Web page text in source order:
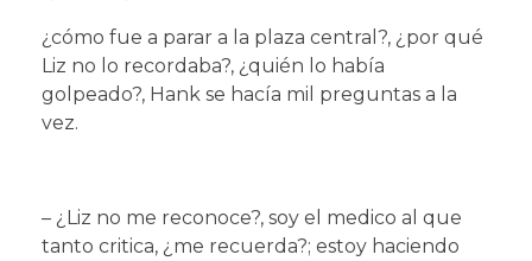
¿cómo fue a parar a la plaza central?, ¿por qué
Liz no lo recordaba?, ¿quién lo había
golpeado?, Hank se hacía mil preguntas a la
vez.
– ¿Liz no me reconoce?, soy el medico al que
tanto critica, ¿me recuerda?; estoy haciendo